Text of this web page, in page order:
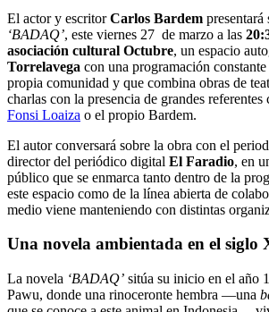
El actor y escritorCarlos Bardem
‘BADAQ’, este viernes 27 de marzo a las
asociación cultural Octubre, un espacio
Torrelavega con una programación
propia comunidad y que combina obras de
charlas con la presencia de grandes referentes
Fonsi Loaiza o el propio Bardem.
El autor conversará sobre la obra con el
director del periódico digital El Faradio, en
público que se enmarca tanto dentro de la
este espacio como de la línea abierta de
medio viene manteniendo con distintas
Una novela ambientada en el siglo
La novela ‘BADAQ’ sitúa su inicio en el año
Pawu, donde una rinoceronte hembra —una